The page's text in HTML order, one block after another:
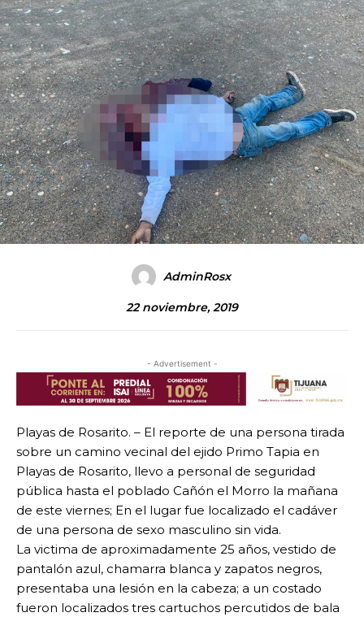
AdminRosx
22 noviembre, 2019
- Advertisement -
Playas de Rosarito. – El reporte de una persona tirada
sobre un camino vecinal del ejido Primo Tapia en
Playas de Rosarito, llevo a personal de seguridad
pública hasta el poblado Cañón el Morro la mañana
de este viernes; En el lugar fue localizado el cadáver
de una persona de sexo masculino sin vida.
La victima de aproximadamente 25 años, vestido de
pantalón azul, chamarra blanca y zapatos negros,
presentaba una lesión en la cabeza; a un costado
fueron localizados tres cartuchos percutidos de bala